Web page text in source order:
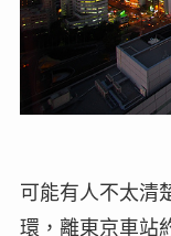
可能有人不太清
環，離東京車站